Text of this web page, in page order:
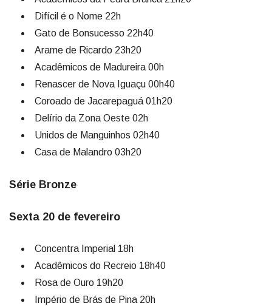
Difícil é o Nome 22h
Gato de Bonsucesso 22h40
Arame de Ricardo 23h20
Acadêmicos de Madureira 00h
Renascer de Nova Iguaçu 00h40
Coroado de Jacarepaguá 01h20
Delírio da Zona Oeste 02h
Unidos de Manguinhos 02h40
Casa de Malandro 03h20
Série Bronze
Sexta 20 de fevereiro
Concentra Imperial 18h
Acadêmicos do Recreio 18h40
Rosa de Ouro 19h20
Império de Brás de Pina 20h